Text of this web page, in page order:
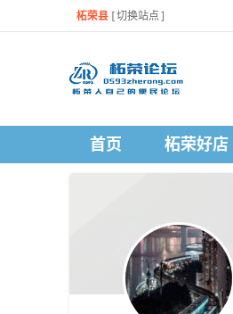
柘荣县 [切换站点 ]
首页 柘荣好店